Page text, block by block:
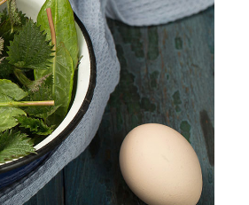
содержит большое
способствовать